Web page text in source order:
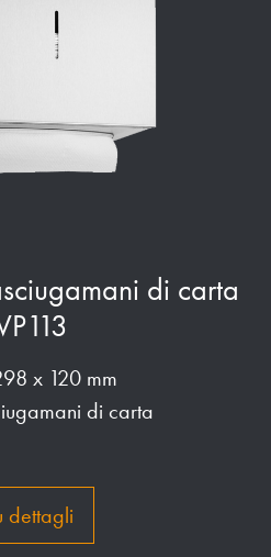
di carta
x 120 mm
di carta
dettagli